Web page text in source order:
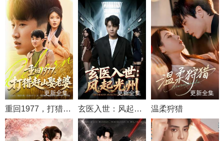
更新全集
重回1977，打猎赶山娶老婆
更新全集
玄医入世：风起光州
更新全集
温柔狩猎